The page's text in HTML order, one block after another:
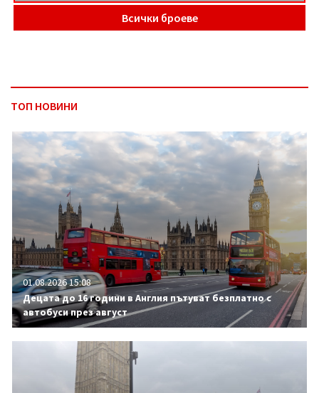
Всички броеве
ТОП НОВИНИ
01.08.2026 15:08
Децата до 16 години в Англия пътуват безплатно с
автобуси през август